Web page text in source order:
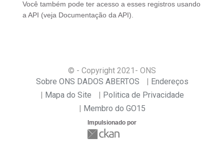
Você também pode ter acesso a esses registros usando
a API (veja Documentação da API ).
© - Copyright 2021 - ONS
Sobre ONS DADOS ABERTOS
Endereços
Mapa do Site
Politica de Privacidade
Membro do GO15
Impulsionado por